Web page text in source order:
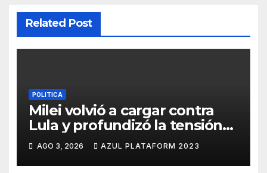
Related Post
POLITICA
Milei volvió a cargar contra
Lula y profundizó la tensión
con Brasil
AGO 3, 2026 AZUL PLATAFORM 2023